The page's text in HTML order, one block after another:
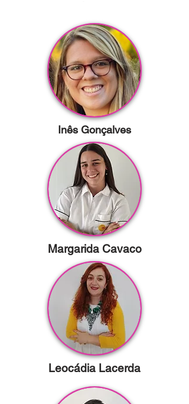
Inês Gonçalves
Margarida Cavaco
Leocádia Lacerda